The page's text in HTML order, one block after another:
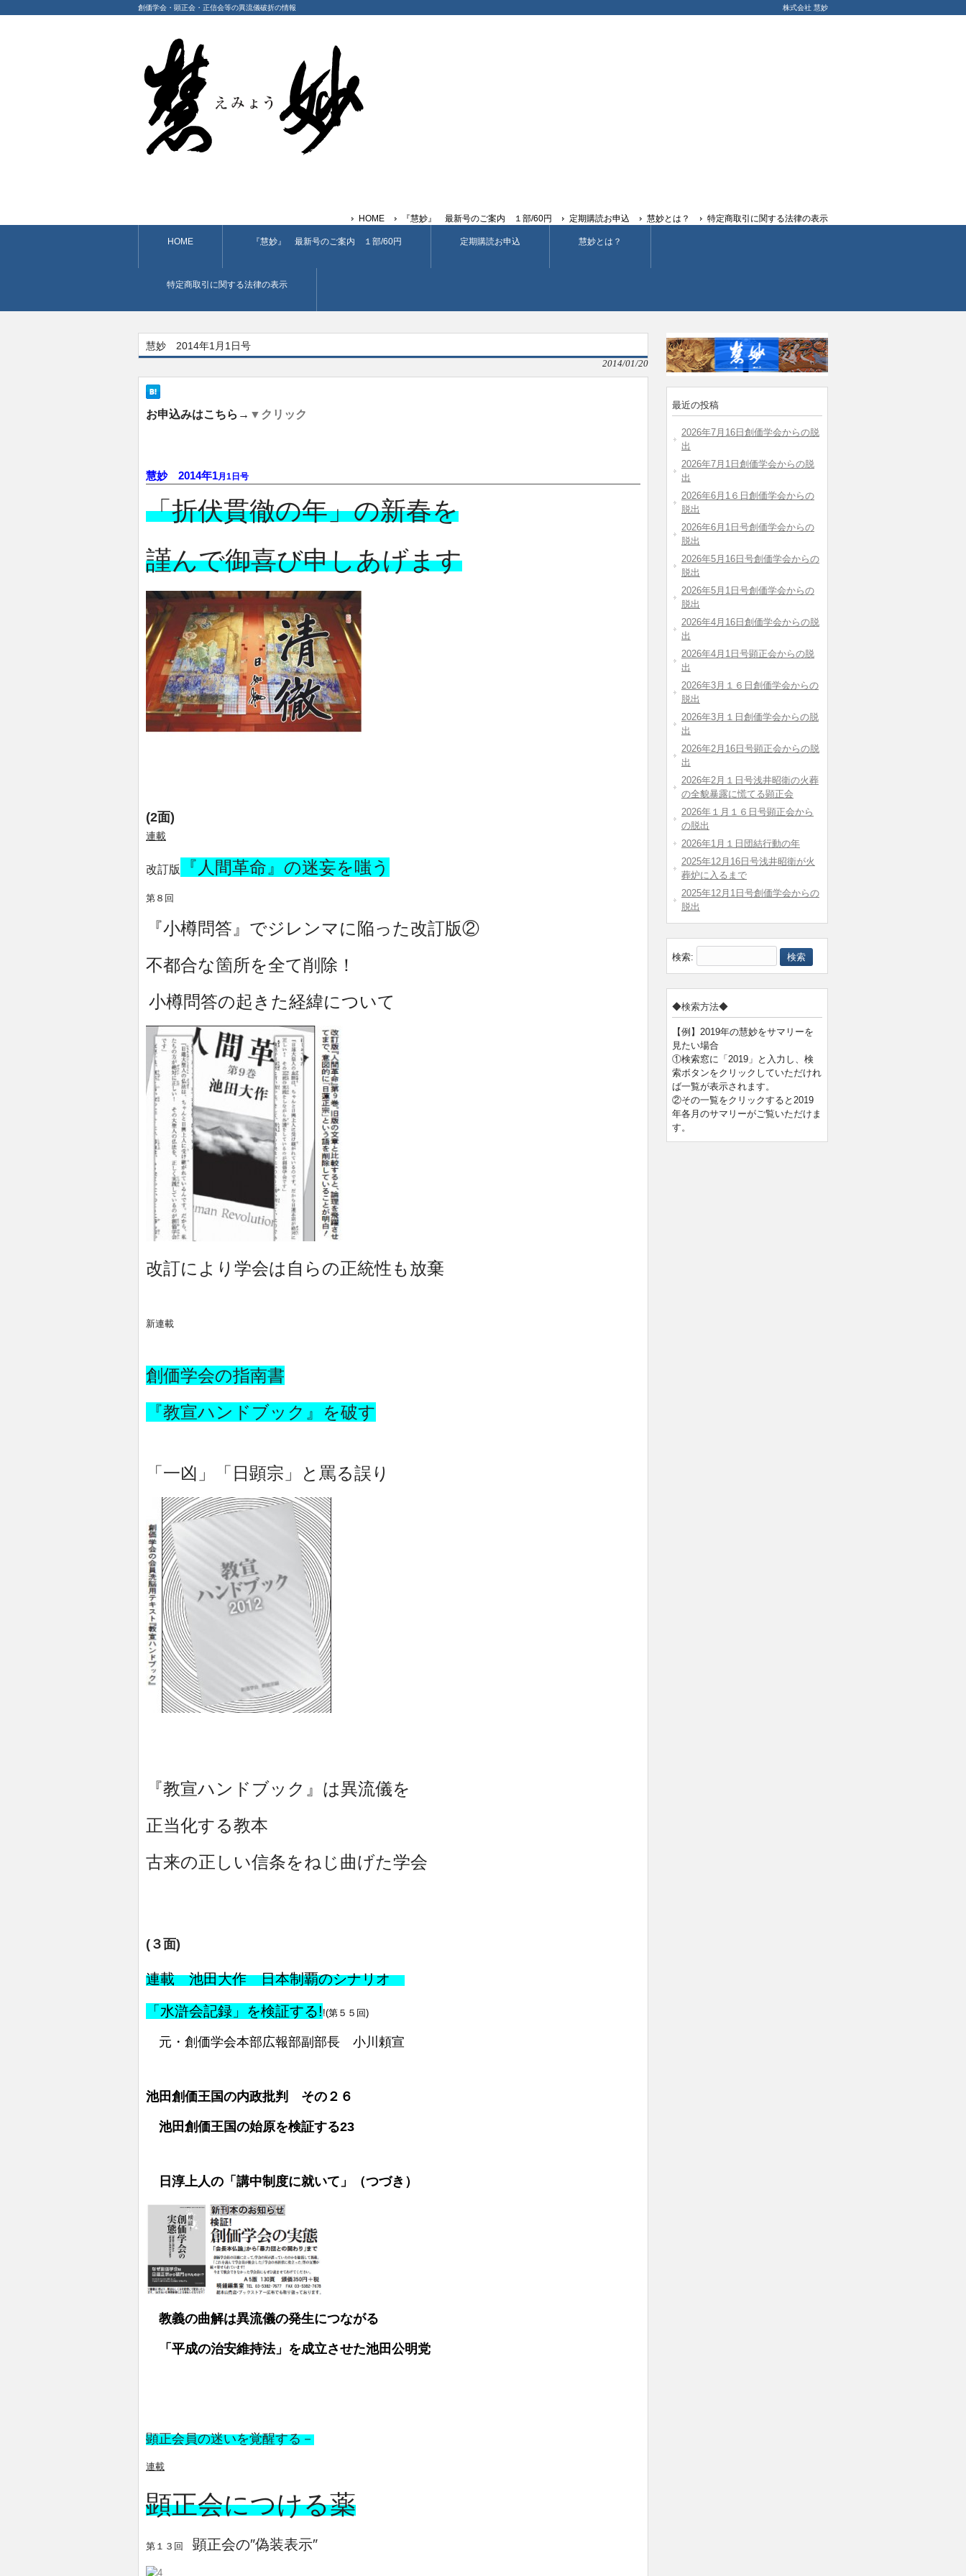
創価学会・顕正会・正信会等の異流儀破折の情報 株式会社 慧妙
HOME 『慧妙』 最新号のご案内 １部/60円 定期購読お申込 慧妙とは？ 特定商取引に関する法律の表示
HOME 『慧妙』 最新号のご案内 １部/60円 定期購読お申込 慧妙とは？
特定商取引に関する法律の表示
慧妙 2014年1月1日号
2014/01/20
お申込みはこちら→ ▼クリック
慧妙 2014年1月1日号
「折伏貫徹の年」の新春を
謹んで御喜び申しあげます
(2面)
連載
改訂版 『人間革命』の迷妄を嗤う
第８回
『小樽問答』でジレンマに陥った改訂版②
不都合な箇所を全て削除！
小樽問答の起きた経緯について
改訂により学会は自らの正統性も放棄
新連載
創価学会の指南書
『教宣ハンドブック』を破す
「一凶」「日顕宗」と罵る誤り
『教宣ハンドブック』は異流儀を
正当化する教本
古来の正しい信条をねじ曲げた学会
(３面)
連載 池田大作 日本制覇のシナリオ
「水滸会記録」を検証する! !(第５５回)
元・創価学会本部広報部副部長 小川頼宣
池田創価王国の内政批判 その２６
池田創価王国の始原を検証する23
日淳上人の「講中制度に就いて」（つづき）
教義の曲解は異流儀の発生につながる
「平成の治安維持法」を成立させた池田公明党
顕正会員の迷いを覚醒する－
連載
顕正会につける薬
第１３回 顕正会の″偽装表示″
最近の投稿
2026年7月16日創価学会からの脱
出
2026年7月1日創価学会からの脱
出
2026年6月1６日創価学会からの
脱出
2026年6月1日号創価学会からの
脱出
2026年5月16日号創価学会からの
脱出
2026年5月1日号創価学会からの
脱出
2026年4月16日創価学会からの脱
出
2026年4月1日号顕正会からの脱
出
2026年3月１６日創価学会からの
脱出
2026年3月１日創価学会からの脱
出
2026年2月16日号顕正会からの脱
出
2026年2月１日号浅井昭衛の火葬
の全貌暴露に慌てる顕正会
2026年１月１６日号顕正会から
の脱出
2026年1月１日団結行動の年
2025年12月16日号浅井昭衛が火
葬炉に入るまで
2025年12月1日号創価学会からの
脱出
検索:
◆検索方法◆
【例】2019年の慧妙をサマリーを
見たい場合
①検索窓に「2019」と入力し、検
索ボタンをクリックしていただけれ
ば一覧が表示されます。
②その一覧をクリックすると2019
年各月のサマリーがご覧いただけま
す。